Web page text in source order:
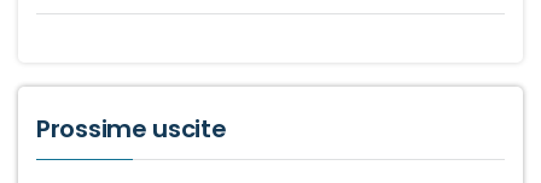
Prossime uscite